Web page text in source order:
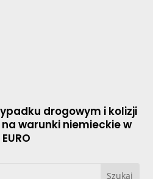
drogowym i kolizji
na warunki niemieckie w
EURO